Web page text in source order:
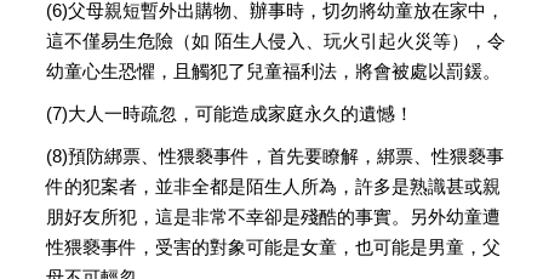
(6)父母親短暫外出購物、辦事時，切勿將幼童放在家中，
這不僅易生危險（如 陌生人侵入、玩火引起火災等），令
幼童心生恐懼，且觸犯了兒童福利法，將會被處以罰鍰。
(7)大人一時疏忽，可能造成家庭永久的遺憾！
(8)預防綁票、性猥褻事件，首先要瞭解，綁票、性猥褻事
件的犯案者，並非全都是陌生人所為，許多是熟識甚或親
朋好友所犯，這是非常不幸卻是殘酷的事實。另外幼童遭
性猥褻事件，受害的對象可能是女童，也可能是男童，父